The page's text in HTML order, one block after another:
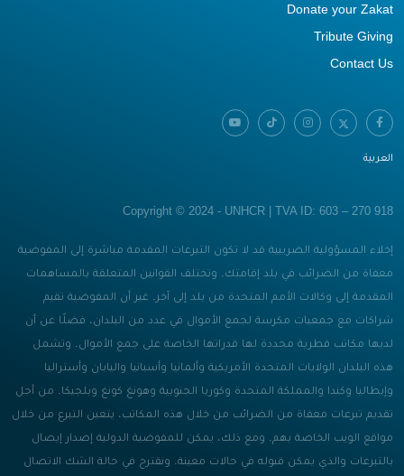
Donate your Zakat
Tribute Giving
Contact Us
العربية
Copyright © 2024 - UNHCR | TVA ID: 603 – 270 918
إخلاء المسؤولية الضريبية قد لا تكون التبرعات المقدمة مباشرة إلى المفوضية
معفاة من الضرائب في بلد إقامتك. وتختلف القوانين المتعلقة بالمساهمات
المقدمة إلى وكالات الأمم المتحدة من بلد إلى آخر. غير أن المفوضية تقيم
شراكات مع جمعيات مكرسة لجمع الأموال في عدد من البلدان، فضلًا عن أن
لديها مكاتب قطرية محددة لها قدراتها الخاصة على جمع الأموال. وتشمل
هذه البلدان الولايات المتحدة الأمريكية وألمانيا وأسبانيا واليابان وأستراليا
وإيطاليا وكندا والمملكة المتحدة وكوريا الجنوبية وهونغ كونغ وبلجيكا. من أجل
تقديم تبرعات معفاة من الضرائب من خلال هذه المكاتب، يتعين التبرع من خلال
مواقع الويب الخاصة بهم. ومع ذلك، يمكن للمفوضية الدولية إصدار إيصال
بالتبرعات والذي يمكن قبوله في حالات معينة. ونقترح في حالة الشك الاتصال